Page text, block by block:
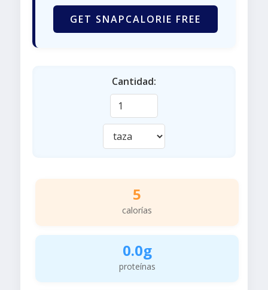
GET SNAPCALORIE FREE
Cantidad:
5
calorías
0.0g
proteínas